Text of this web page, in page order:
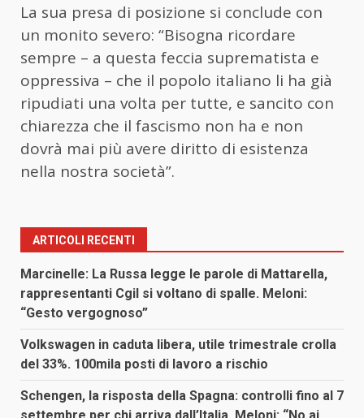
La sua presa di posizione si conclude con
un monito severo: “Bisogna ricordare
sempre – a questa feccia suprematista e
oppressiva – che il popolo italiano li ha già
ripudiati una volta per tutte, e sancito con
chiarezza che il fascismo non ha e non
dovrà mai più avere diritto di esistenza
nella nostra società”.
ARTICOLI RECENTI
Marcinelle: La Russa legge le parole di Mattarella,
rappresentanti Cgil si voltano di spalle. Meloni:
“Gesto vergognoso”
Volkswagen in caduta libera, utile trimestrale crolla
del 33%. 100mila posti di lavoro a rischio
Schengen, la risposta della Spagna: controlli fino al 7
settembre per chi arriva dall’Italia. Meloni: “No ai